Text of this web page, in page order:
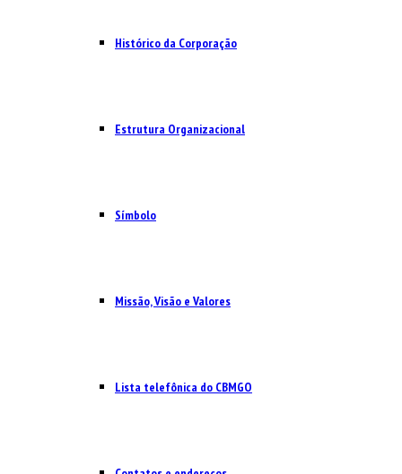
Histórico da Corporação
Estrutura Organizacional
Símbolo
Missão, Visão e Valores
Lista telefônica do CBMGO